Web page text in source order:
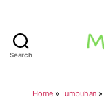
Search
Home »Tumbuhan »